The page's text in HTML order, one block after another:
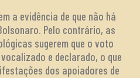
a evidência de que não há
Pelo contrário, as
sugerem que o voto
e declarado, o que
dos apoiadores de